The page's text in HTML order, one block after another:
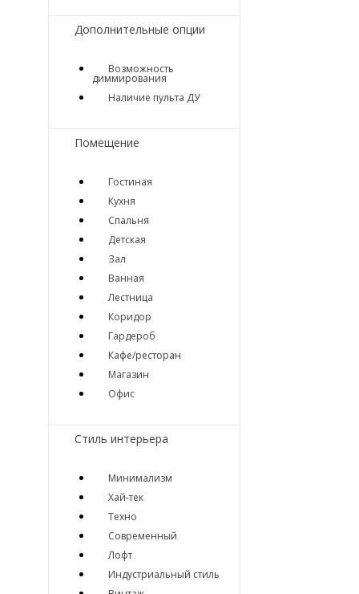
Дополнительные опции
Возможность
диммирования
Наличие пульта ДУ
Помещение
Гостиная
Кухня
Спальня
Детская
Зал
Ванная
Лестница
Коридор
Гардероб
Кафе/ресторан
Магазин
Офис
Стиль интерьера
Минимализм
Хай-тек
Техно
Современный
Лофт
Индустриальный стиль